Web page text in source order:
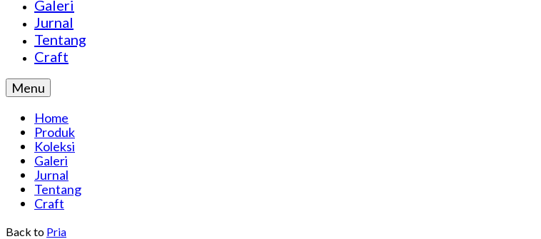
Galeri
Jurnal
Tentang
Craft
Menu
Home
Produk
Koleksi
Galeri
Jurnal
Tentang
Craft
Back to Pria